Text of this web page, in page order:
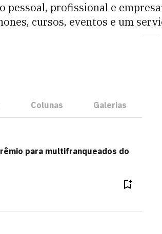
profissional e
cursos, eventos e um
Colunas Galerias
para multifranqueados do